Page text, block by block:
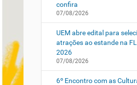
confira
07/08/2026
UEM abre edital para
atrações ao estande na
2026
07/08/2026
6º Encontro com as